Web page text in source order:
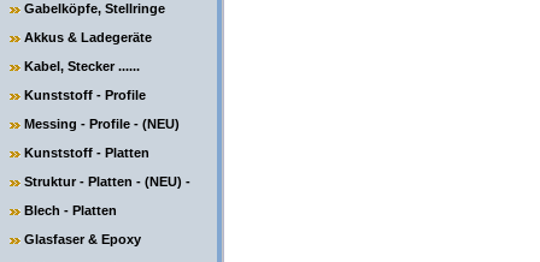
Gabelköpfe, Stellringe
Akkus & Ladegeräte
Kabel, Stecker ......
Kunststoff - Profile
Messing - Profile - (NEU)
Kunststoff - Platten
Struktur - Platten - (NEU) -
Blech - Platten
Glasfaser & Epoxy